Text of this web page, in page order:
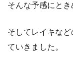
そんな予感にとき
そしてレイキな
ていきました。